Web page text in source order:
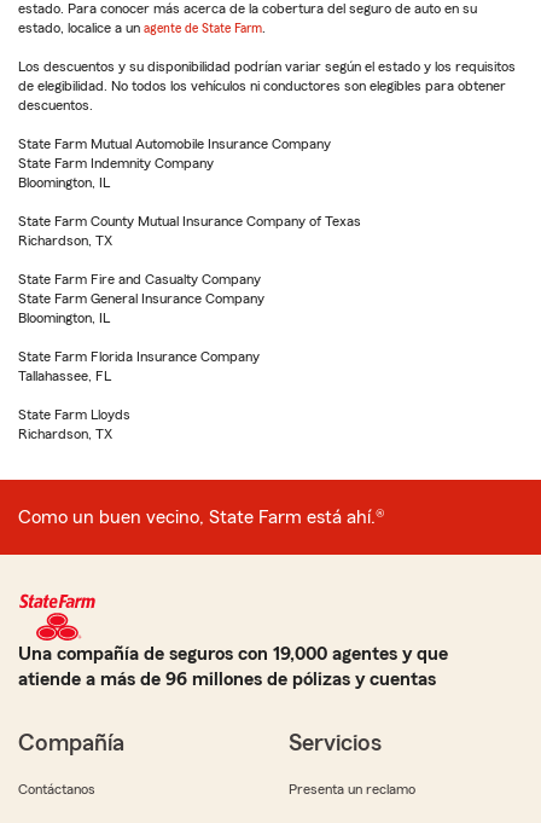
estado. Para conocer más acerca de la cobertura del seguro de auto en su
estado, localice a un agente de State Farm
Los descuentos y su disponibilidad podrían variar según el estado y los requisitos
de elegibilidad. No todos los vehículos ni conductores son elegibles para obtener
descuentos.
State Farm Mutual Automobile Insurance Company
State Farm Indemnity Company
Bloomington, IL
State Farm County Mutual Insurance Company of Texas
Richardson, TX
State Farm Fire and Casualty Company
State Farm General Insurance Company
Bloomington, IL
State Farm Florida Insurance Company
Tallahassee, FL
State Farm Lloyds
Richardson, TX
Como un buen vecino, State Farm está ahí.®
Una compañía de seguros con 19,000 agentes y que
atiende a más de 96 millones de pólizas y cuentas
Compañía
Contáctanos
Servicios
Presenta un reclamo